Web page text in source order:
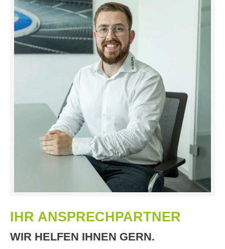
IHR ANSPRECHPARTNER
WIR HELFEN IHNEN GERN.